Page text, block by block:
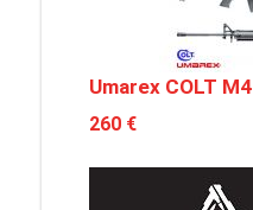
Umarex COLT M4
260 €